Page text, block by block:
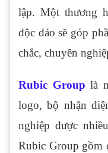
lập. Một thương
độc đáo sẽ góp
chắc, chuyên
Rubic Group là
logo, bộ nhận
nghiệp được
Rubic Group gồm